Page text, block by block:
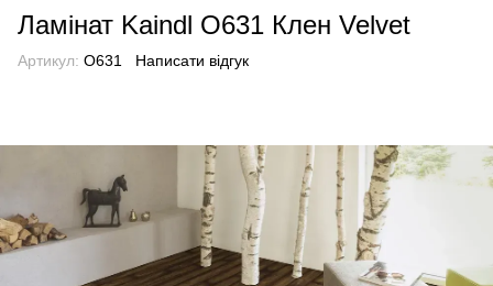
Ламінат Kaindl O631 Клен Velvet
Артикул: O631 Написати відгук